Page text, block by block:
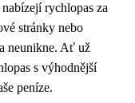
rychlopas za
stránky nebo
neunikne. Ať už
s výhodnější
peníze.